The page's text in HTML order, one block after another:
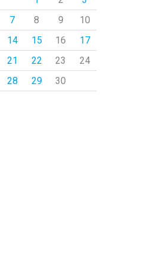
7 8 9
10
14 15 16
17
21 22 23
24
28 29 30